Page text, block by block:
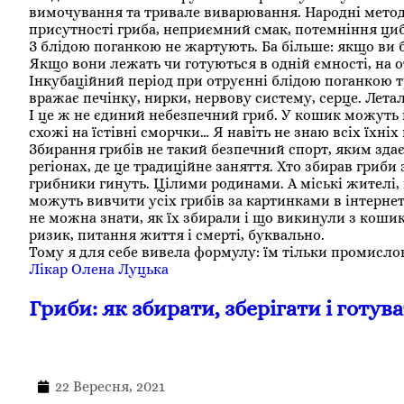
вимочування та тривале виварювання. Народні
присутності гриба, неприємний смак, потемніння
З блідою поганкою не жартують. Ба більше: якщо ви
Якщо вони лежать чи готуються в одній ємності, на
Інкубаційний період при отруєнні блідою поганкою
вражає печінку, нирки, нервову систему, серце.
І це ж не єдиний небезпечний гриб. У кошик
схожі на їстівні сморчки… Я навіть не знаю всіх
Збирання грибів не такий безпечний спорт, яким
регіонах, де це традиційне заняття. Хто збирав
грибники гинуть. Цілими родинами. А міські
можуть вивчити усіх грибів за картинками в
не можна знати, як їх збирали і що викинули з
ризик, питання життя і смерті, буквально.
Тому я для себе вивела формулу: їм тільки
Лікар Олена Луцька
Гриби: як збирати, зберігати і
22 Вересня, 2021